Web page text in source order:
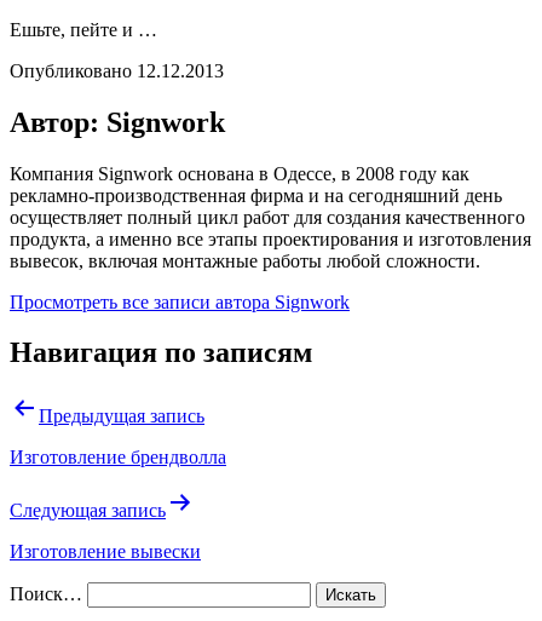
Ешьте, пейте и …
Опубликовано 12.12.2013
Автор: Signwork
Компания Signwork основана в Одессе, в 2008 году как
рекламно-производственная фирма и на сегодняшний день
осуществляет полный цикл работ для создания качественного
продукта, а именно все этапы проектирования и изготовления
вывесок, включая монтажные работы любой сложности.
Просмотреть все записи автора Signwork
Навигация по записям
Предыдущая запись
Изготовление брендволла
Следующая запись
Изготовление вывески
Поиск…